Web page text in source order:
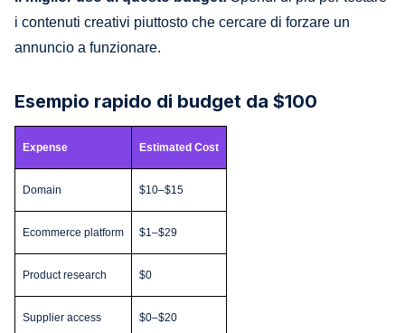
i contenuti creativi piuttosto che cercare di forzare un
annuncio a funzionare.
Esempio rapido di budget da $100
Expense Estimated Cost
Domain $10–$15
Ecommerce platform $1–$29
Product research $0
Supplier access $0–$20